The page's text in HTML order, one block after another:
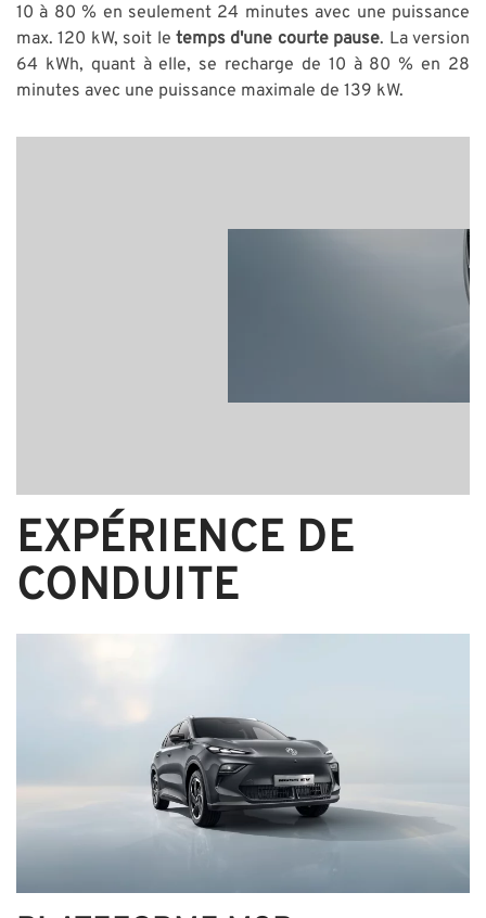
10 à 80 % en seulement 24 minutes avec une puissance
max. 120 kW, soit le temps d'une courte pause. La version
64 kWh, quant à elle, se recharge de 10 à 80 % en 28
minutes avec une puissance maximale de 139 kW.
EXPÉRIENCE DE
CONDUITE